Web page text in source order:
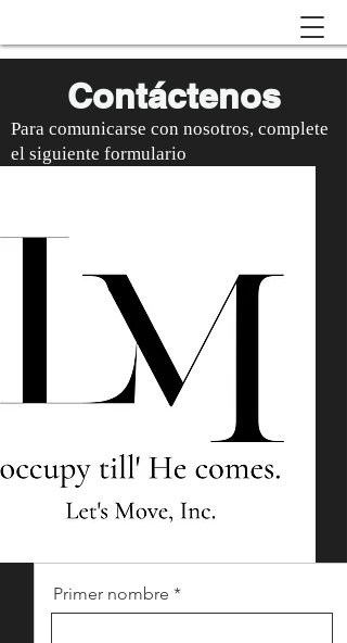
Contáctenos
Para comunicarse con nosotros, complete
el siguiente formulario
Primer nombre